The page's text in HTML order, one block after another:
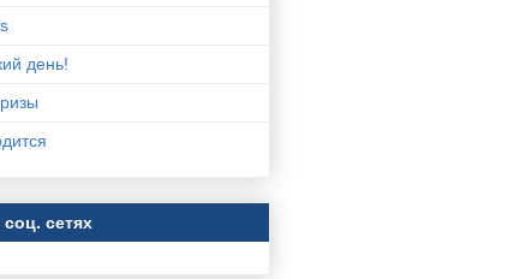
день!
сетях